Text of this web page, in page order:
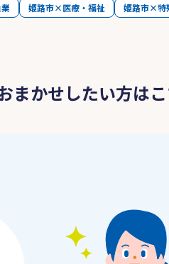
姫路市×医療・福祉 姫路市×特
まかせしたい方は